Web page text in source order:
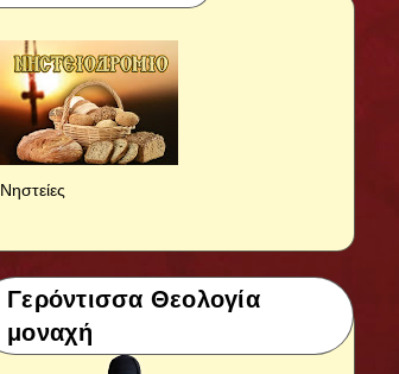
Νηστείες
Γερόντισσα Θεολογία
μοναχή